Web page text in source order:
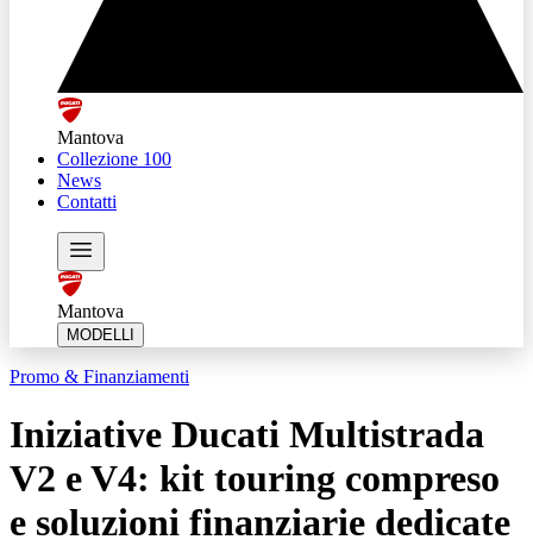
Mantova
Collezione 100
News
Contatti
Mantova
MODELLI
Promo & Finanziamenti
Iniziative Ducati Multistrada
V2 e V4: kit touring compreso
e soluzioni finanziarie dedicate